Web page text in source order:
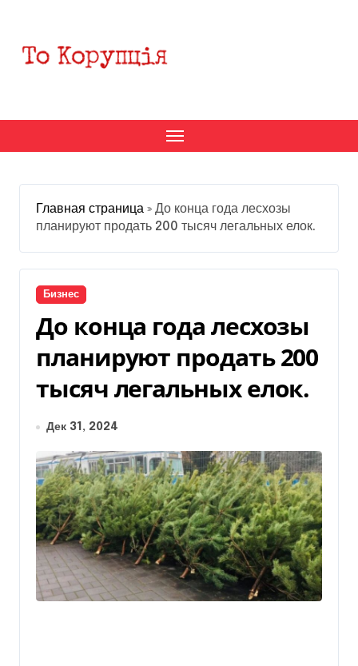
содержанию
Главная страница » До конца года лесхозы
планируют продать 200 тысяч легальных елок.
Бизнес
До конца года лесхозы
планируют продать 200
тысяч легальных елок.
Дек 31, 2024